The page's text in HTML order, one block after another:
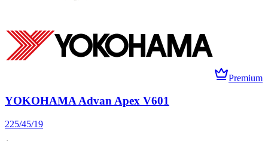
Premium
YOKOHAMA Advan Apex V601
225/45/19